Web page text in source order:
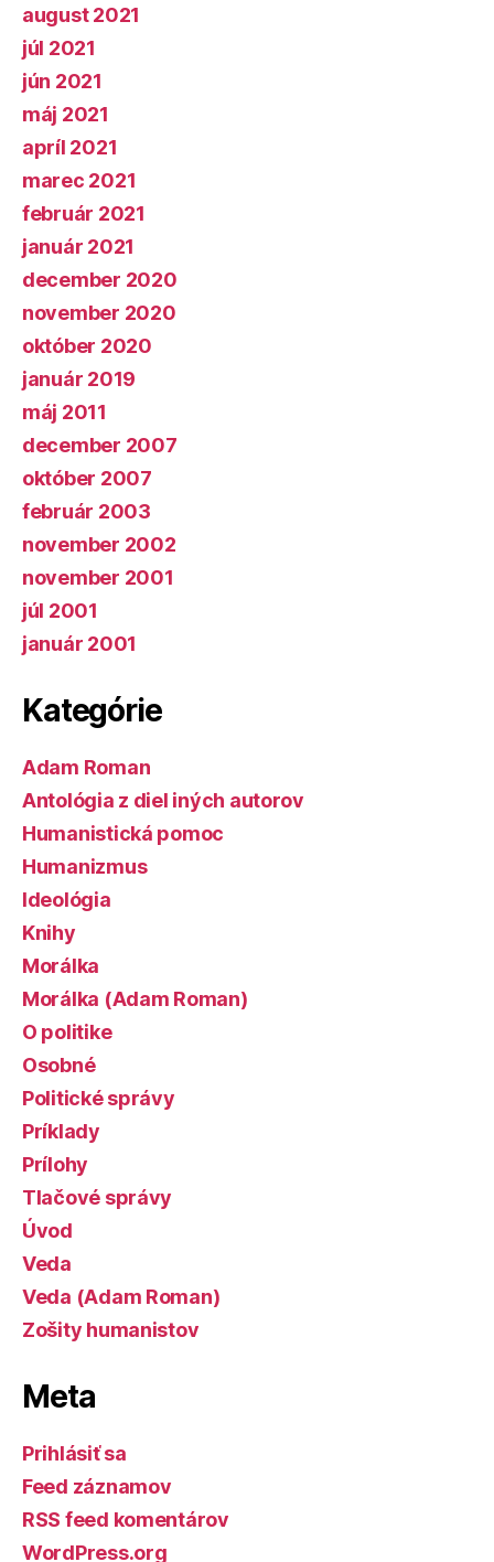
august 2021
júl 2021
jún 2021
máj 2021
apríl 2021
marec 2021
február 2021
január 2021
december 2020
november 2020
október 2020
január 2019
máj 2011
december 2007
október 2007
február 2003
november 2002
november 2001
júl 2001
január 2001
Kategórie
Adam Roman
Antológia z diel iných autorov
Humanistická pomoc
Humanizmus
Ideológia
Knihy
Morálka
Morálka (Adam Roman)
O politike
Osobné
Politické správy
Príklady
Prílohy
Tlačové správy
Úvod
Veda
Veda (Adam Roman)
Zošity humanistov
Meta
Prihlásiť sa
Feed záznamov
RSS feed komentárov
WordPress.org